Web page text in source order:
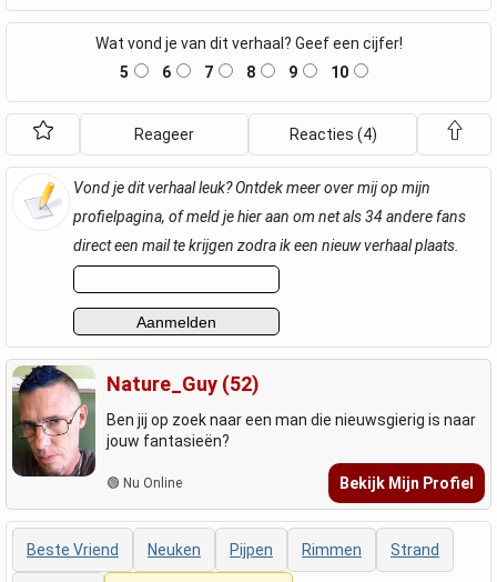
Wat vond je van dit verhaal? Geef een cijfer!
5
6 7 8 9 10
Reageer Reacties (4)
Vond je dit verhaal leuk? Ontdek meer over mij op mijn
profielpagina, of meld je hier aan om net als 34 andere fans
direct een mail te krijgen zodra ik een nieuw verhaal plaats.
Nature_Guy (52)
Ben jij op zoek naar een man die nieuwsgierig is naar
jouw fantasieën?
🟢 Nu Online Bekijk Mijn Profiel
Beste Vriend Neuken Pijpen Rimmen Strand